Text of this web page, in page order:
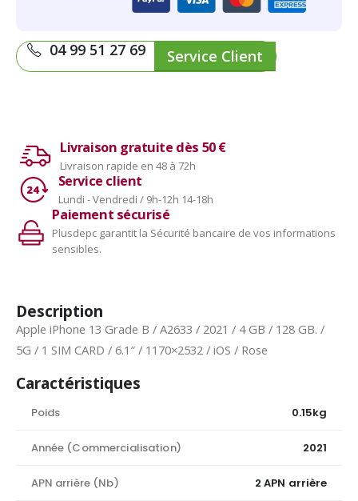
04 99 51 27 69 Service Client
Livraison gratuite dès 50 €
Livraison rapide en 48 à 72h
Service client
Lundi - Vendredi / 9h-12h 14-18h
Paiement sécurisé
Plusdepc garantit la Sécurité bancaire de vos informations
sensibles.
Description
Apple iPhone 13 Grade B / A2633 / 2021 / 4 GB / 128 GB. /
5G / 1 SIM CARD / 6.1″ / 1170×2532 / iOS / Rose
Caractéristiques
Poids 0.15kg
Année (Commercialisation) 2021
APN arrière (Nb) 2 APN arrière